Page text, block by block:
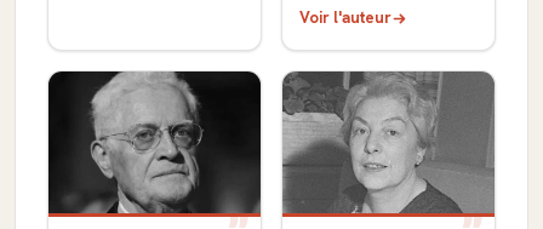
Voir l'auteur